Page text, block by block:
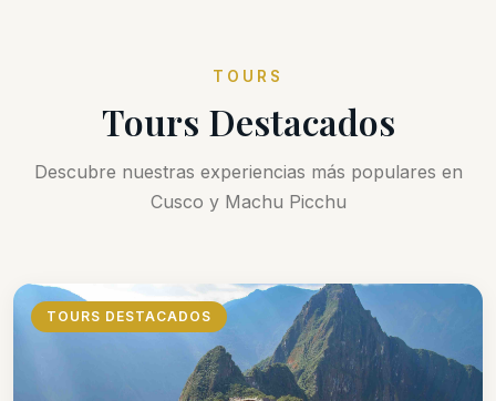
TOURS
Tours Destacados
Descubre nuestras experiencias más populares en
Cusco y Machu Picchu
TOURS DESTACADOS